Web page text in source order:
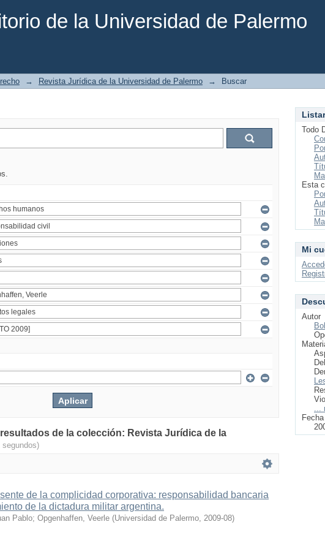
de la Universidad de Palermo
→ Revista Jurídica de la Universidad de Palermo → Buscar
de la colección: Revista Jurídica de la
segundos)
de la complicidad corporativa: responsabilidad bancaria
de la dictadura militar argentina.
Pablo; Opgenhaffen, Veerle (Universidad de Palermo, 2009-08)
Listar
Todo
Esta
Mi
Autor
...
Fecha